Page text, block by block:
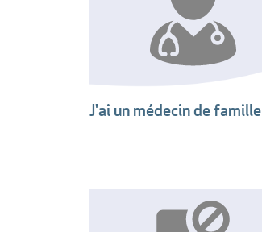
J'ai un médecin de famille